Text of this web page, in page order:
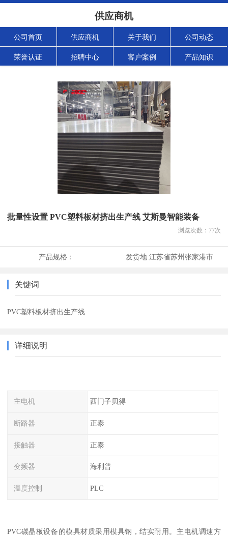
供应商机
公司首页 供应商机 关于我们 公司动态
荣誉认证 招聘中心 客户案例 产品知识
批量性设置 PVC塑料板材挤出生产线 艾斯曼智能装备
浏览次数： 77次
产品规格： 发货地:江苏省苏州张家港市
关键词
PVC塑料板材挤出生产线
详细说明
主电机 西门子贝得
断路器 正泰
接触器 正泰
变频器 海利普
温度控制 PLC
PVC碳晶板设备的模具材质采用模具钢，结实耐用。主电机调速方